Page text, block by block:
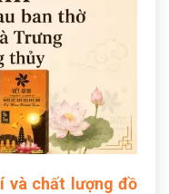
và chất lượng đồ